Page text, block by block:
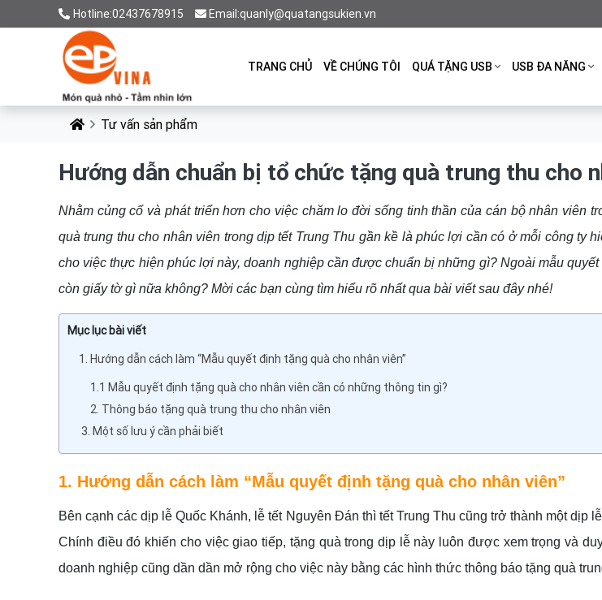
Hotline:02437678915 Email:quanly@quatangsukien.vn
TRANG CHỦ VỀ CHÚNG TÔI QUÁ TẶNG USB USB ĐA NĂNG
Tư vấn sản phẩm
Hướng dẫn chuẩn bị tổ chức tặng quà trung thu cho
Nhằm củng cố và phát triển hơn cho việc chăm lo đời sống tinh thần của cán bộ nhân viên
quà trung thu cho nhân viên trong dịp tết Trung Thu gần kề là phúc lợi cần có ở mỗi công ty
cho việc thực hiện phúc lợi này, doanh nghiệp cần được chuẩn bị những gì? Ngoài mẫu
còn giấy tờ gì nữa không? Mời các bạn cùng tìm hiểu rõ nhất qua bài viết sau đây nhé!
Mục lục bài viết
1. Hướng dẫn cách làm “Mẫu quyết định tặng quà cho nhân viên”
1.1 Mẫu quyết định tặng quà cho nhân viên cần có những thông tin gì?
2. Thông báo tặng quà trung thu cho nhân viên
3. Một số lưu ý cần phải biết
1. Hướng dẫn cách làm “Mẫu quyết định tặng quà cho nhân viên”
Bên cạnh các dịp lễ Quốc Khánh, lễ tết Nguyên Đán thì tết Trung Thu cũng trở thành một dịp
Chính điều đó khiến cho việc giao tiếp, tặng quà trong dịp lễ này luôn được xem trọng và
doanh nghiệp cũng dần dần mở rộng cho việc này bằng các hình thức thông báo tặng quà